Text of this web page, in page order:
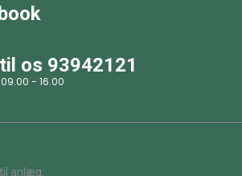
os 93942121
- 16.00
anlæg.